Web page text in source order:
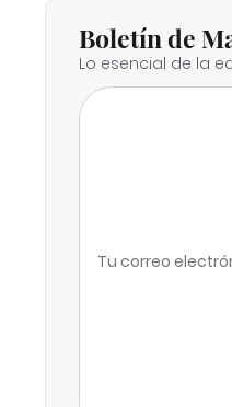
Boletín de
Lo esencial de la